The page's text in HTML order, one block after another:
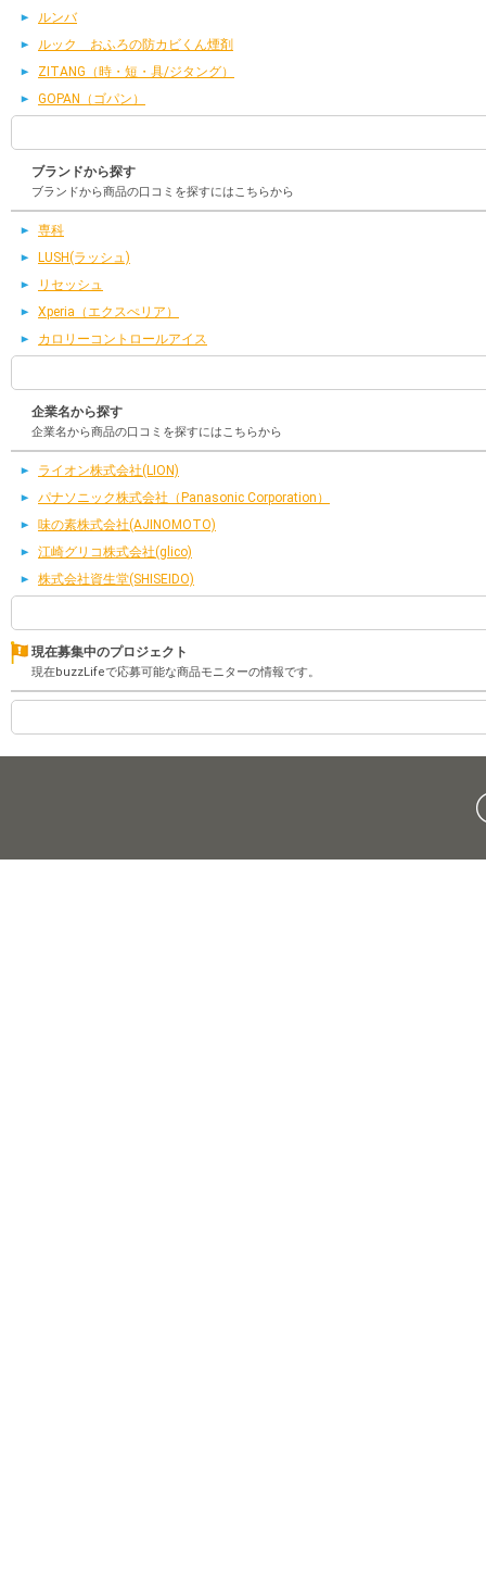
ルンバ
ルック おふろの防カビくん煙剤
ZITANG（時・短・具/ジタング）
GOPAN（ゴパン）
ブランドから探す
ブランドから商品の口コミを探すにはこちらから
専科
LUSH(ラッシュ)
リセッシュ
Xperia（エクスぺリア）
カロリーコントロールアイス
企業名から探す
企業名から商品の口コミを探すにはこちらから
ライオン株式会社(LION)
パナソニック株式会社（Panasonic Corporation）
味の素株式会社(AJINOMOTO)
江崎グリコ株式会社(glico)
株式会社資生堂(SHISEIDO)
現在募集中のプロジェクト
現在buzzLifeで応募可能な商品モニターの情報です。